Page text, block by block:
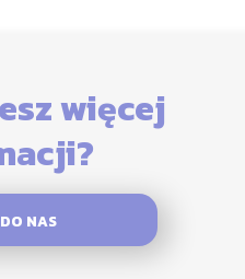
więcej
NAS